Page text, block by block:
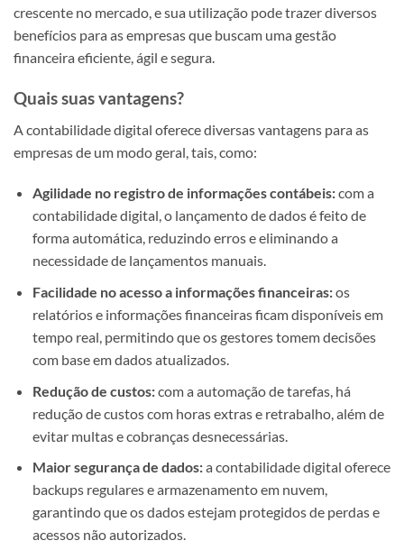
crescente no mercado, e sua utilização pode trazer diversos
benefícios para as empresas que buscam uma gestão
financeira eficiente, ágil e segura.
Quais suas vantagens?
A contabilidade digital oferece diversas vantagens para as
empresas de um modo geral, tais, como:
Agilidade no registro de informações contábeis:com a
contabilidade digital, o lançamento de dados é feito de
forma automática, reduzindo erros e eliminando a
necessidade de lançamentos manuais.
Facilidade no acesso a informações financeiras:os
relatórios e informações financeiras ficam disponíveis em
tempo real, permitindo que os gestores tomem decisões
com base em dados atualizados.
Redução de custos:com a automação de tarefas, há
redução de custos com horas extras e retrabalho, além de
evitar multas e cobranças desnecessárias.
Maior segurança de dados:a contabilidade digital oferece
backups regulares e armazenamento em nuvem,
garantindo que os dados estejam protegidos de perdas e
acessos não autorizados.